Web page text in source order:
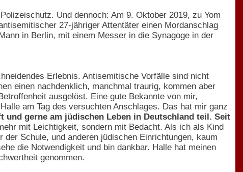
Und dennoch: Am 9. Oktober 2019, zu Yom
27-jähriger Attentäter einen Mordanschlag
in Berlin, mit einem Messer in die Synagoge in der
Erlebnis. Antisemitische Vorfälle sind nicht
einen nachdenklich, manchmal traurig, kommen aber
ausgelöst. Eine gute Bekannte von mir,
am Tag des versuchten Anschlages. Das hat mir ganz
und gerne am jüdischen Leben in Deutschland teil. Seit
mit Leichtigkeit, sondern mit Bedacht. Als ich als Kind
Schule, und anderen jüdischen Einrichtungen, kaum
die Notwendigkeit und bin dankbar. Halle hat meinen
genommen.